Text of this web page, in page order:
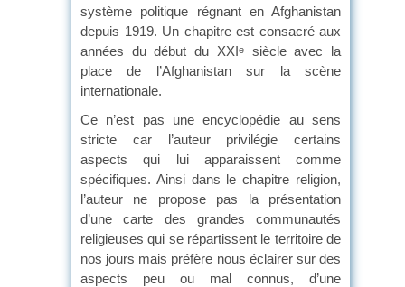
système politique régnant en Afghanistan
depuis 1919. Un chapitre est consacré aux
années du début du XXIesiècle avec la
place de l’Afghanistan sur la scène
internationale.
Ce n’est pas une encyclopédie au sens
stricte car l’auteur privilégie certains
aspects qui lui apparaissent comme
spécifiques. Ainsi dans le chapitre religion,
l’auteur ne propose pas la présentation
d’une carte des grandes communautés
religieuses qui se répartissent le territoire de
nos jours mais préfère nous éclairer sur des
aspects peu ou mal connus, d’une